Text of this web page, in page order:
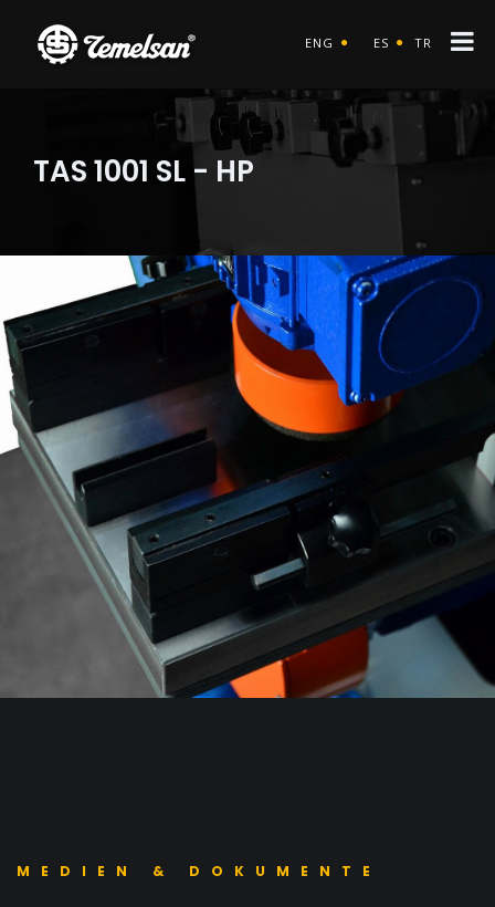
ENG ES TR
TAS 1001 SL - HP
MEDIEN & DOKUMENTE